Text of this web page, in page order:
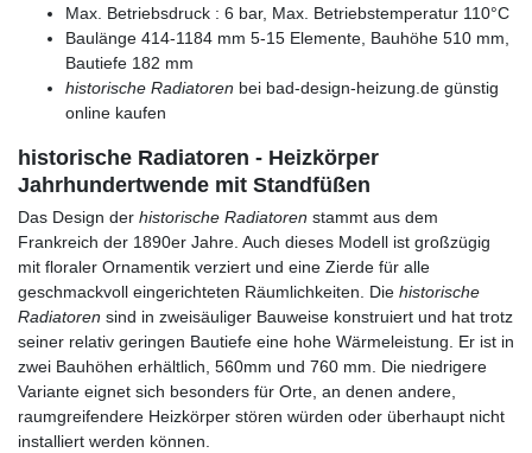
Max. Betriebsdruck : 6 bar, Max. Betriebstemperatur 110°C
Baulänge 414-1184 mm 5-15 Elemente, Bauhöhe 510 mm,
Bautiefe 182 mm
historische Radiatoren bei bad-design-heizung.de günstig
online kaufen
historische Radiatoren - Heizkörper
Jahrhundertwende mit Standfüßen
Das Design der historische Radiatoren stammt aus dem
Frankreich der 1890er Jahre. Auch dieses Modell ist großzügig
mit floraler Ornamentik verziert und eine Zierde für alle
geschmackvoll eingerichteten Räumlichkeiten. Die historische
Radiatoren sind in zweisäuliger Bauweise konstruiert und hat trotz
seiner relativ geringen Bautiefe eine hohe Wärmeleistung. Er ist in
zwei Bauhöhen erhältlich, 560mm und 760 mm. Die niedrigere
Variante eignet sich besonders für Orte, an denen andere,
raumgreifendere Heizkörper stören würden oder überhaupt nicht
installiert werden können.